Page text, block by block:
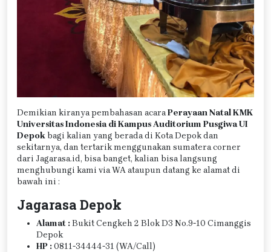
Demikian kiranya pembahasan acaraPerayaan Natal KMK
Universitas Indonesia di Kampus Auditorium Pusgiwa UI
Depokbagi kalian yang berada di Kota Depok dan
sekitarnya, dan tertarik menggunakan sumatera corner
dari Jagarasa.id, bisa banget, kalian bisa langsung
menghubungi kami via WA ataupun datang ke alamat di
bawah ini :
Jagarasa Depok
Alamat :Bukit Cengkeh 2 Blok D3 No.9-10 Cimanggis
Depok
HP :0811-34444-31 (WA/Call)